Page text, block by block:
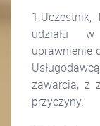
1.Uczestnik,
udziału
uprawnienie
zawarcia, z
przyczyny.